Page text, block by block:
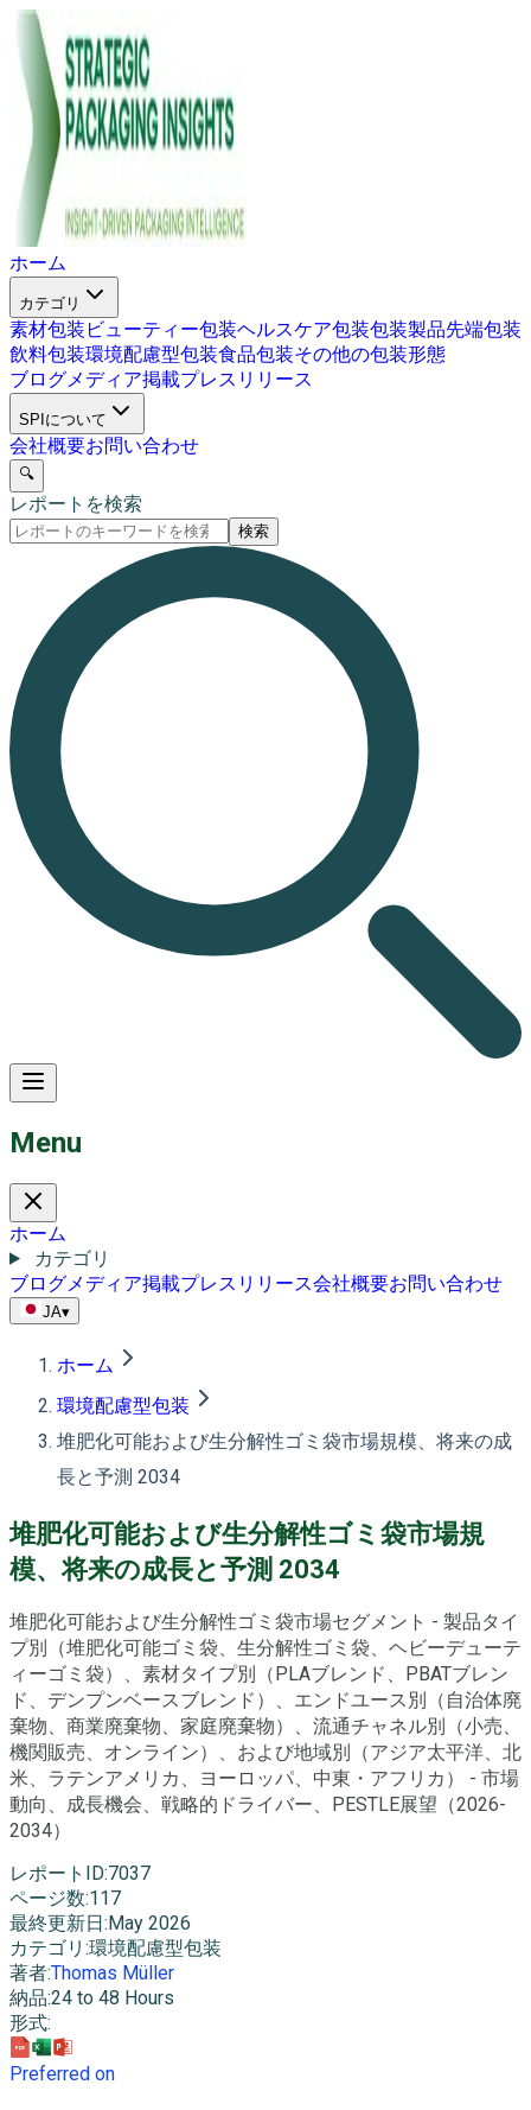
ホーム
カテゴリ
素材包装 ビューティー包装ヘルスケア包装包装製品先端包装
飲料包装環境配慮型包装食品包装その他の包装形態
ブログメディア掲載プレスリリース
SPIについて
会社概要お問い合わせ
🔍
レポートを検索
検索
Menu
ホーム
カテゴリ
ブログメディア掲載プレスリリース会社概要お問い合わせ
JA▾
ホーム
環境配慮型包装
堆肥化可能および生分解性ゴミ袋市場規模、将来の成
長と予測 2034
堆肥化可能および生分解性ゴミ袋市場規
模、将来の成長と予測 2034
堆肥化可能および生分解性ゴミ袋市場セグメント - 製品タイ
プ別（堆肥化可能ゴミ袋、生分解性ゴミ袋、ヘビーデューテ
ィーゴミ袋）、素材タイプ別（PLAブレンド、PBATブレン
ド、デンプンベースブレンド）、エンドユース別（自治体廃
棄物、商業廃棄物、家庭廃棄物）、流通チャネル別（小売、
機関販売、オンライン）、および地域別（アジア太平洋、北
米、ラテンアメリカ、ヨーロッパ、中東・アフリカ） - 市場
動向、成長機会、戦略的ドライバー、PESTLE展望（2026-
2034）
レポートID:7037
ページ数:117
最終更新日 : May 2026
カテゴリ :環境配慮型包装
著者:Thomas Müller
納品:24 to 48 Hours
形式:
Preferred on